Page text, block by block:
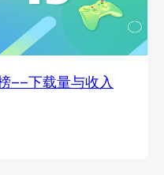
——下载量与收入